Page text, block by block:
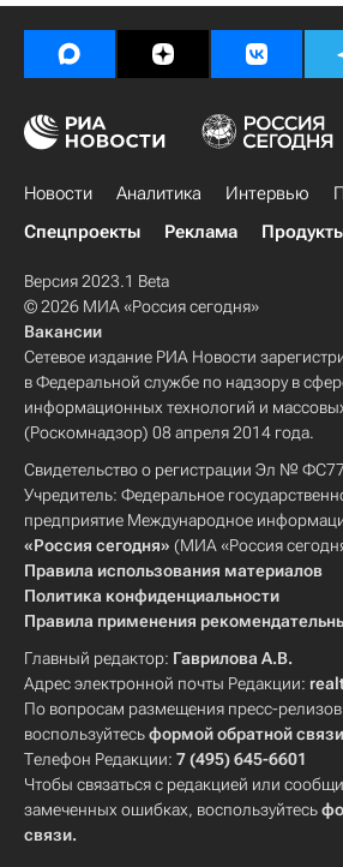
Новости Аналитика Интервью
Спецпроекты
Реклама
Версия 2023.1 Beta
© 2026 МИА «Россия сегодня»
Вакансии
Сетевое издание РИА Новости
в Федеральной службе по надзору в
информационных технологий и
(Роскомнадзор) 08 апреля 2014 года.
Свидетельство о регистрации Эл №
Учредитель: Федеральное
предприятие Международное
«Россия сегодня» (МИА «Россия
Правила использования материалов
Политика конфиденциальности
Правила применения
Главный редактор: Гаврилова А.В.
Адрес электронной почты Редакции:
По вопросам размещения пресс-
воспользуйтесьформой обратной связи
Телефон Редакции: 7 (495) 645-6601
Чтобы связаться с редакцией или
замеченных ошибках, воспользуйтесь
связи.